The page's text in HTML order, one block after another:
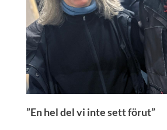
”En hel del vi inte sett förut”